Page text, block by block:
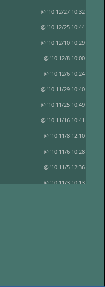
@ '10 12/27 10:32
@ '10 12/25 10:44
@ '10 12/10 10:29
@ '10 12/8 10:00
@ '10 12/6 10:24
@ '10 11/29 10:40
@ '10 11/25 10:49
@ '10 11/16 10:41
@ '10 11/8 12:10
@ '10 11/6 10:28
@ '10 11/5 12:36
@ '10 11/3 10:13